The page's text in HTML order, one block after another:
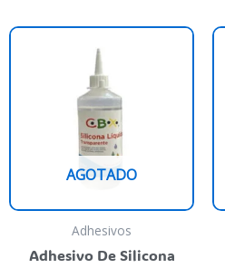
AGOTADO
Adhesivos
Adhesivo De Silicona